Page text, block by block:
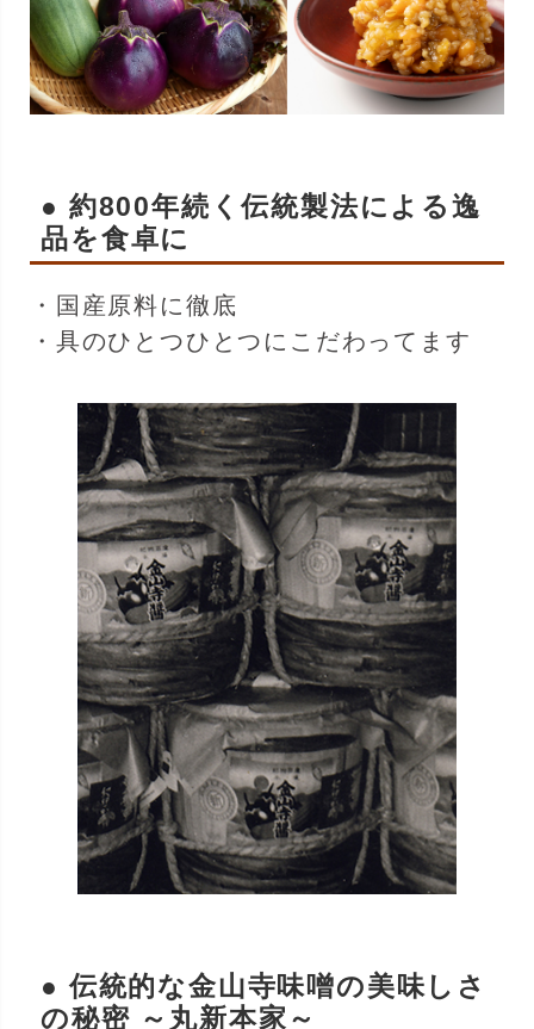
● 約800年続く伝統製法による逸
品を食卓に
・国産原料に徹底
・具のひとつひとつにこだわってます
● 伝統的な金山寺味噌の美味しさ
の秘密 ～丸新本家～